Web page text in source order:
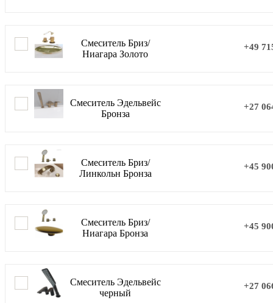
Смеситель Бриз/
Ниагара Золото
+49
Смеситель Эдельвейс
Бронза
+27
Смеситель Бриз/
Линкольн Бронза
+45
Смеситель Бриз/
Ниагара Бронза
+45
Смеситель Эдельвейс
черный
+27